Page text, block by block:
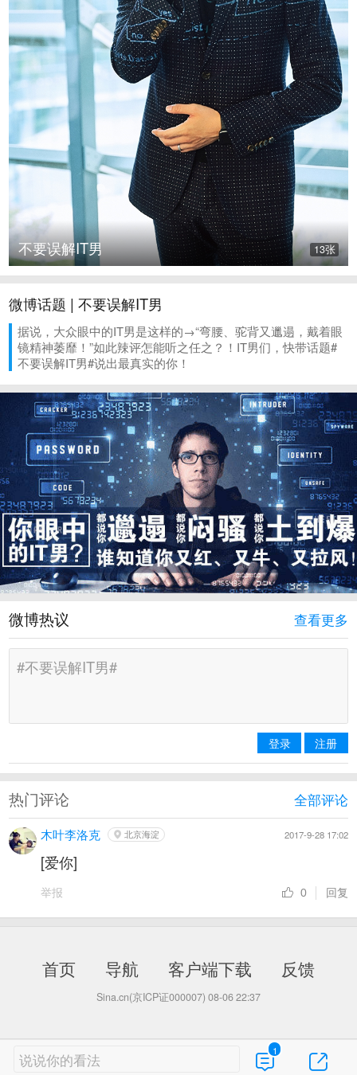
13张
不要误解IT男
微博话题 | 不要误解IT男
据说，大众眼中的IT男是这样的→“弯腰、驼背又邋遢，戴着眼
镜精神萎靡！”如此辣评怎能听之任之？！IT男们，快带话题#
不要误解IT男#说出最真实的你！
微博热议 查看更多
登录 注册
热门评论 全部评论
木叶李洛克 北京海淀 2017-9-28 17:02
[爱你]
举报 0 回复
首页 导航 客户端下载 反馈
Sina.cn(京ICP证000007) 08-06 22:37
说说你的看法 1